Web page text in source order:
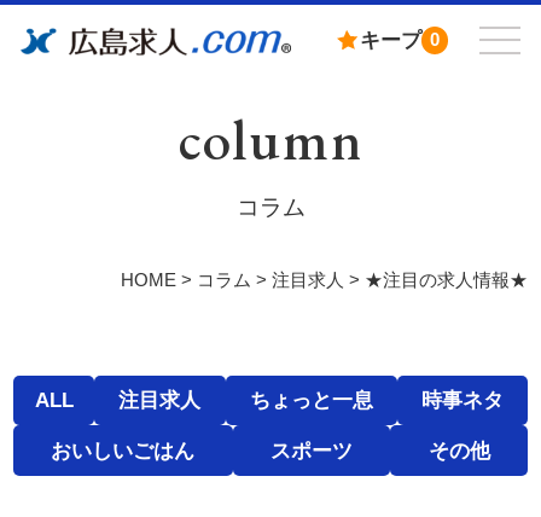
キープ 0
column
コラム
HOME> コラム > 注目求人 > ★注目の求人情報★
ALL 注目求人 ちょっと一息 時事ネタ
おいしいごはん スポーツ その他